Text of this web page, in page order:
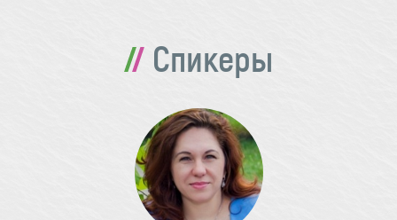
Спикеры